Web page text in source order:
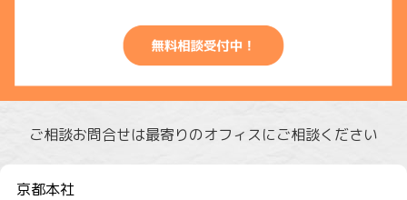
ご相談お問合せは最寄りのオフィスにご相談ください
京都本社